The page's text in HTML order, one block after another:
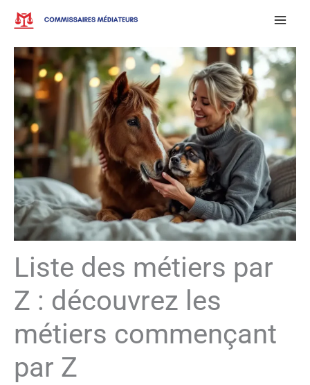
Aller
contenu
Liste des métiers par
Z : découvrez les
métiers commençant
par Z